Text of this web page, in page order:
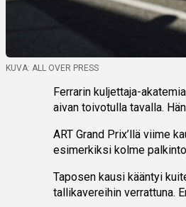
KUVA: ALL OVER PRESS
Ferrarin kuljettaja-
aivan toivotulla tavalla.
ART Grand Prix’llä viime
esimerkiksi kolme
Taposen kausi kääntyi
tallikavereihin verrattuna.